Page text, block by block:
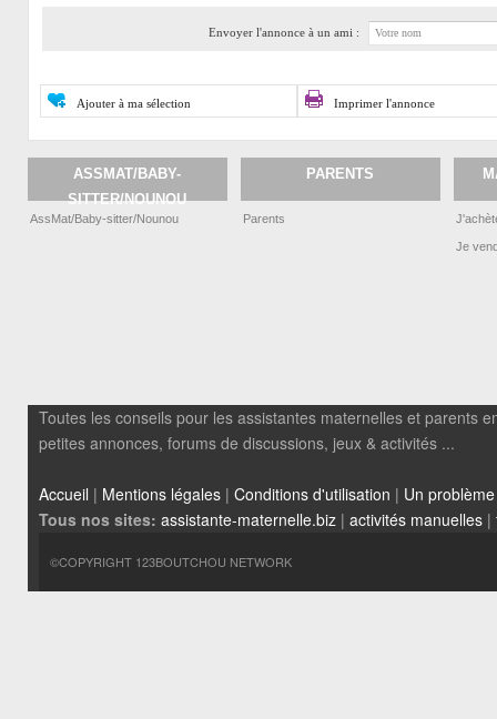
Envoyer l'annonce à un ami :
Ajouter à ma sélection Imprimer l'annonce
ASSMAT/BABY-
SITTER/NOUNOU
AssMat/Baby-sitter/Nounou
PARENTS
Parents
Je
Toutes les conseils pour les assistantes maternelles et parents
petites annonces, forums de discussions, jeux & activités ...
Accueil | Mentions légales | Conditions d'utilisation | Un
Tous nos sites: assistante-maternelle.biz | activités manuelles |
©COPYRIGHT 123BOUTCHOU NETWORK